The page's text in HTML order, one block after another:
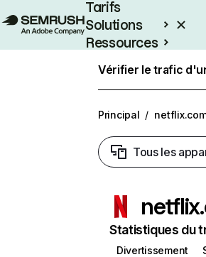
Tarifs
Solutions
Ressources
Vérifier le trafic
Principal / netflix.com
Tous les
Statistiques du
Divertissement